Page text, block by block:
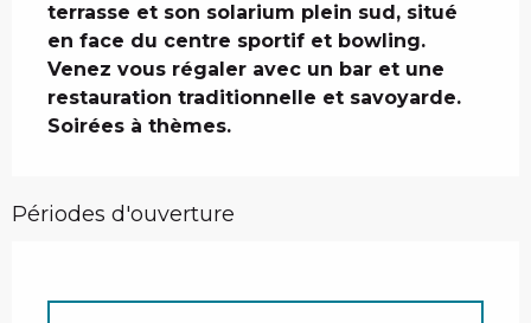
terrasse et son solarium plein sud, situé
en face du centre sportif et bowling.
Venez vous régaler avec un bar et une
restauration traditionnelle et savoyarde.
Soirées à thèmes.
Périodes d'ouverture